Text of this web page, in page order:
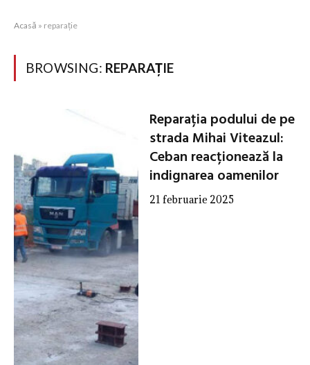
Acasă » reparație
BROWSING: REPARAȚIE
Reparația podului de pe
strada Mihai Viteazul:
Ceban reacționează la
indignarea oamenilor
21 februarie 2025